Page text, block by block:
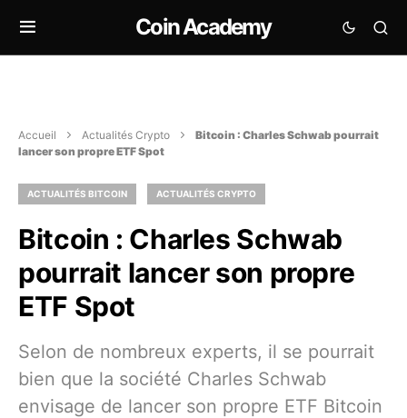
Coin Academy
Accueil Actualités Crypto
Bitcoin : Charles Schwab pourrait
lancer son propre ETF Spot
ACTUALITÉS BITCOIN ACTUALITÉS CRYPTO
Bitcoin : Charles Schwab
pourrait lancer son propre
ETF Spot
Selon de nombreux experts, il se pourrait
bien que la société Charles Schwab
envisage de lancer son propre ETF Bitcoin